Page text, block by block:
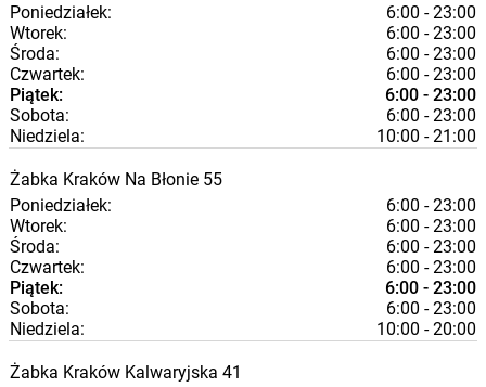
Poniedziałek:
6:00 - 23:00
Wtorek:
6:00 - 23:00
Środa:
6:00 - 23:00
Czwartek:
6:00 - 23:00
Piątek:
6:00 - 23:00
Sobota:
6:00 - 23:00
Niedziela:
10:00 - 21:00
Żabka Kraków Na Błonie 55
Poniedziałek:
6:00 - 23:00
Wtorek:
6:00 - 23:00
Środa:
6:00 - 23:00
Czwartek:
6:00 - 23:00
Piątek:
6:00 - 23:00
Sobota:
6:00 - 23:00
Niedziela:
10:00 - 20:00
Żabka Kraków Kalwaryjska 41